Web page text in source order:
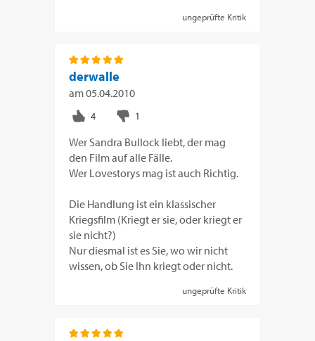
ungeprüfte Kritik
derwalle
am05.04.2010
Wer Sandra Bullock liebt, der mag
den Film auf alle Fälle.
Wer Lovestorys mag ist auch Richtig.
Die Handlung ist ein klassischer
Kriegsfilm (Kriegt er sie, oder kriegt er
sie nicht?)
Nur diesmal ist es Sie, wo wir nicht
wissen, ob Sie Ihn kriegt oder nicht.
ungeprüfte Kritik